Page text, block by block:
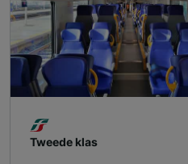
Tweede klas